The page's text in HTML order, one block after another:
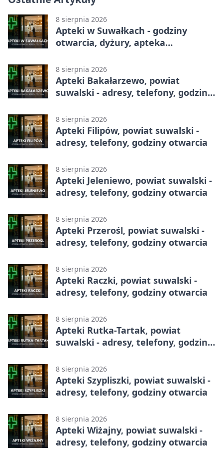
8 sierpnia 2026
Apteki w Suwałkach - godziny
otwarcia, dyżury, apteka
8 sierpnia 2026
Apteki Bakałarzewo, powiat
suwalski - adresy, telefony, godziny
8 sierpnia 2026
Apteki Filipów, powiat suwalski -
adresy, telefony, godziny otwarcia
8 sierpnia 2026
Apteki Jeleniewo, powiat suwalski -
adresy, telefony, godziny otwarcia
8 sierpnia 2026
Apteki Przerośl, powiat suwalski -
adresy, telefony, godziny otwarcia
8 sierpnia 2026
Apteki Raczki, powiat suwalski -
adresy, telefony, godziny otwarcia
8 sierpnia 2026
Apteki Rutka-Tartak, powiat
suwalski - adresy, telefony, godziny
8 sierpnia 2026
Apteki Szypliszki, powiat suwalski -
adresy, telefony, godziny otwarcia
8 sierpnia 2026
Apteki Wiżajny, powiat suwalski -
adresy, telefony, godziny otwarcia